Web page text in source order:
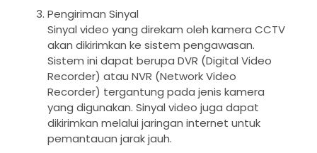
Pengiriman Sinyal
Sinyal video yang direkam oleh kamera CCTV
akan dikirimkan ke sistem pengawasan.
Sistem ini dapat berupa DVR (Digital Video
Recorder) atau NVR (Network Video
Recorder) tergantung pada jenis kamera
yang digunakan. Sinyal video juga dapat
dikirimkan melalui jaringan internet untuk
pemantauan jarak jauh.